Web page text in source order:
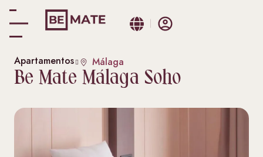
Apartamentos Málaga
Be Mate Málaga Soho